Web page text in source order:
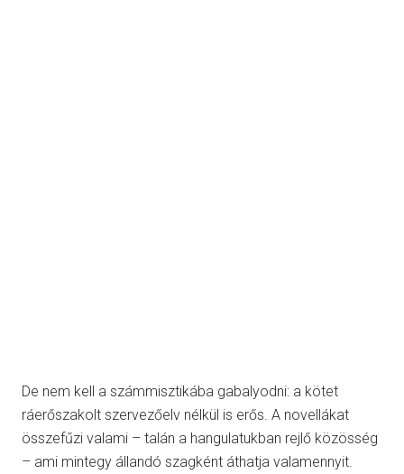
De nem kell a számmisztikába gabalyodni: a kötet
ráerőszakolt szervezőelv nélkül is erős. A novellákat
összefűzi valami – talán a hangulatukban rejlő közösség
– ami mintegy állandó szagként áthatja valamennyit.